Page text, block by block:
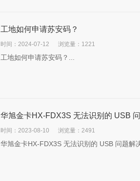
工地如何申请苏安码？
时间：2024-07-12 浏览量：1221
工地如何申请苏安码？...
华旭金卡HX-FDX3S 无法识别的 USB
时间：2023-08-10 浏览量：2491
华旭金卡HX-FDX3S 无法识别的 USB 问题解